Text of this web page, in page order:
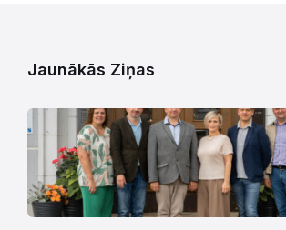
Jaunākās Ziņas